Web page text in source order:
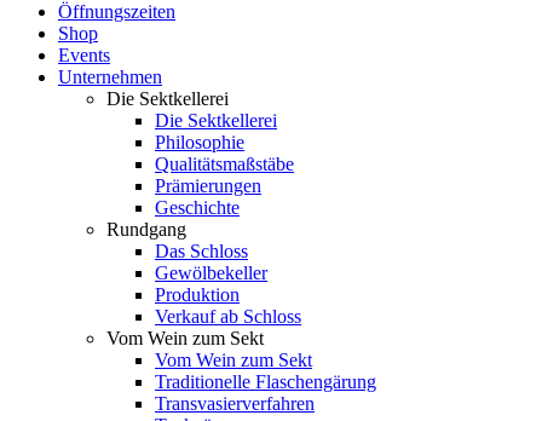
Öffnungszeiten
Shop
Events
Unternehmen
Die Sektkellerei
Die Sektkellerei
Philosophie
Qualitätsmaßstäbe
Prämierungen
Geschichte
Rundgang
Das Schloss
Gewölbekeller
Produktion
Verkauf ab Schloss
Vom Wein zum Sekt
Vom Wein zum Sekt
Traditionelle Flaschengärung
Transvasierverfahren